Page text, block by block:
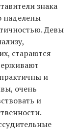
знака
наделены
Девы
стараются
и
очень
и